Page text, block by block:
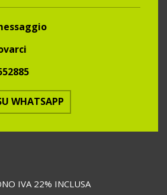
WHATSAPP
IVA 22% INCLUSA